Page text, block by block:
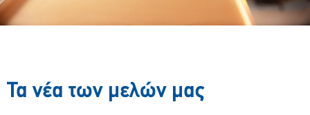
Τα νέα των μελών μας